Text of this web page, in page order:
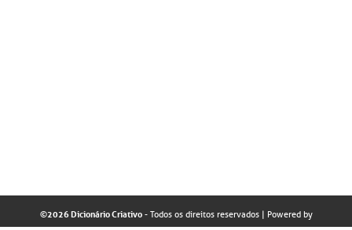
©2026 Dicionário Criativo- Todos os direitos reservados| Powered by